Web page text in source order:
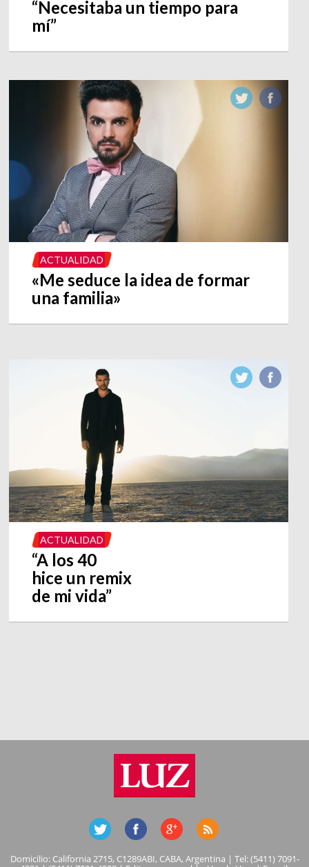
“Necesitaba un tiempo para
mí”
ACTUALIDAD
«Me seduce la idea de formar
una familia»
ACTUALIDAD
“A los 40
hice un remix
de mi vida”
Domicilio: California 2715, C1289ABI, CABA, Argentina | Tel: (5411) 7091-